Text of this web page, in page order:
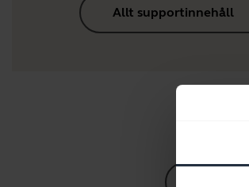
Allt supportinnehåll